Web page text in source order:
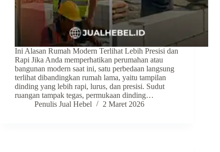
Ini Alasan Rumah Modern Terlihat Lebih Presisi dan
Rapi Jika Anda memperhatikan perumahan atau
bangunan modern saat ini, satu perbedaan langsung
terlihat dibandingkan rumah lama, yaitu tampilan
dinding yang lebih rapi, lurus, dan presisi. Sudut
ruangan tampak tegas, permukaan dinding…
Penulis Jual Hebel
2 Maret 2026